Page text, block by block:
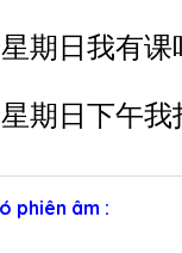
期日我有课
期日下午我
phiên âm :